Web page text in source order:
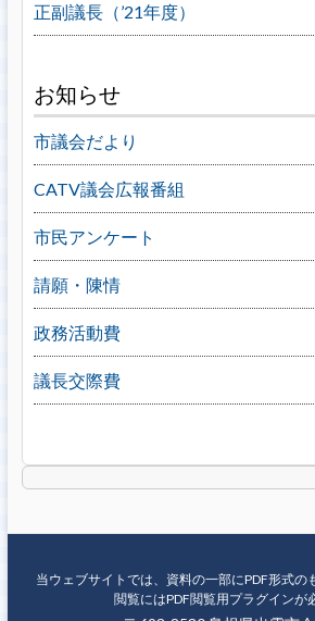
正副議長（’21年度）
お知らせ
市議会だより
CATV議会広報番組
市民アンケート
請願・陳情
政務活動費
議長交際費
当ウェブサイトでは、資料の一部にPDF形式の
閲覧にはPDF閲覧用プラグインが